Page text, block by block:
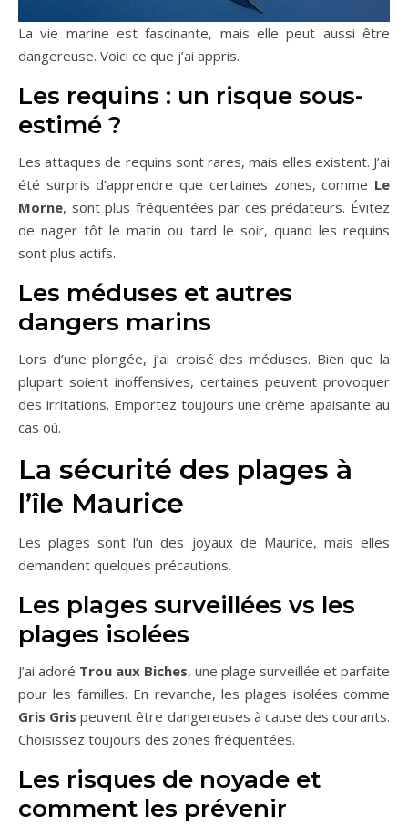
La vie marine est fascinante, mais elle peut aussi être
dangereuse. Voici ce que j’ai appris.
Les requins : un risque sous-
estimé ?
Les attaques de requins sont rares, mais elles existent. J’ai
été surpris d’apprendre que certaines zones, comme Le
Morne, sont plus fréquentées par ces prédateurs. Évitez
de nager tôt le matin ou tard le soir, quand les requins
sont plus actifs.
Les méduses et autres
dangers marins
Lors d’une plongée, j’ai croisé des méduses. Bien que la
plupart soient inoffensives, certaines peuvent provoquer
des irritations. Emportez toujours une crème apaisante au
cas où.
La sécurité des plages à
l’île Maurice
Les plages sont l’un des joyaux de Maurice, mais elles
demandent quelques précautions.
Les plages surveillées vs les
plages isolées
J’ai adoré Trou aux Biches, une plage surveillée et parfaite
pour les familles. En revanche, les plages isolées comme
Gris Gris peuvent être dangereuses à cause des courants.
Choisissez toujours des zones fréquentées.
Les risques de noyade et
comment les prévenir